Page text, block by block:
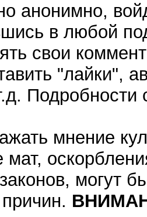
анонимно,
в любой
свои
"лайки",
Подробности
мнение
могут